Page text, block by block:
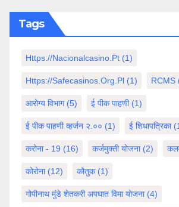
Tags
Https://nacionalcasino.pt (1)
Https://safecasinos.org.pl (1) RCMS
आरोग्य विभाग(5) ई पीक पाहणी(1)
ई पीक पाहणी व्हर्जन २.०० (1) ई शिधापत्रिका
करोना - 19 (16) कर्जमुक्ती योजना(2)
कोरोना(12) कौतुक(1)
गोपीनाथ मुंडे शेतकरी अपघात विमा योजना(4)